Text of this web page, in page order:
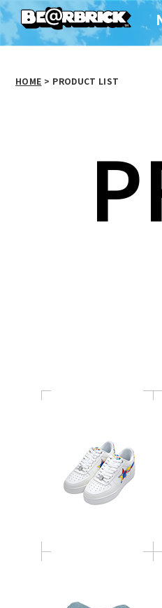
HOME > PRODUCT LIST
Mon Ours BE@RBRICK
HIZUME